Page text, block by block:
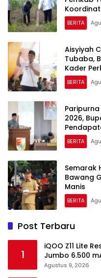
BERITA
Aisyiyah
Tubaba,
Kader
BERITA
Paripurna
2026,
BERITA
Semarak
Bawang
Manis
BERITA
Post Terbaru
1
iQOO Z11 Lite
Jumbo 6.500
Agustus 9, 2026